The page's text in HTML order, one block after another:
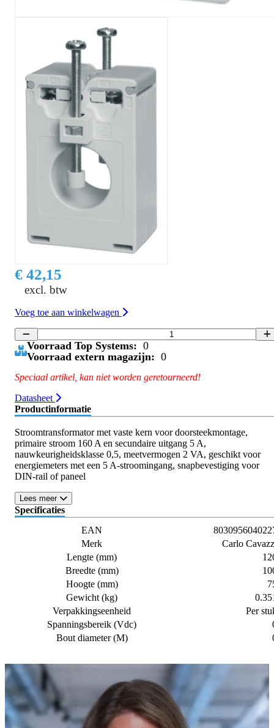
€ 42,15
excl. btw
Voeg toe aan winkelwagen
Voorraad Top Systems: 0
Voorraad extern magazijn: 0
Speciaal artikel, kan niet worden geretourneerd!
Datasheet
Productinformatie
Stroomtransformator met vaste kern voor doorsteekmontage,
primaire stroom 160 A en secundaire uitgang 5 A,
nauwkeurigheidsklasse 0,5, meetvermogen 2 VA, geschikt voor
energiemeters met een 5 A-stroomingang, snapbevestiging voor
DIN-rail of paneel
Lees meer
Specificaties
EAN
Merk
Carlo
Lengte (mm)
Breedte (mm)
Hoogte (mm)
Gewicht (kg)
Verpakkingseenheid
Per
Spanningsbereik (Vdc)
Bout diameter (M)